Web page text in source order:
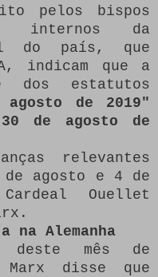
pelos bispos
internos da
do país, que
indicam que a
dos estatutos
de 2019"
de agosto de
relevantes
agosto e 4 de
Ouellet
Alemanha
deste mês de
Marx disse que